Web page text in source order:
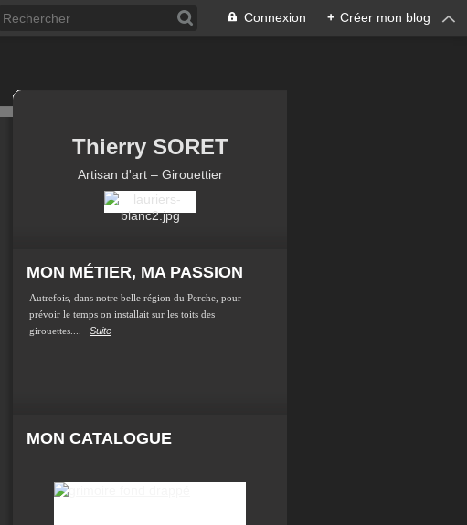
Connexion + Créer mon blog
Thierry SORET
Artisan d'art – Girouettier
MON MÉTIER, MA PASSION
Autrefois, dans notre belle région du Perche, pour
prévoir le temps on installait sur les toits des
girouettes....
Suite
MON CATALOGUE